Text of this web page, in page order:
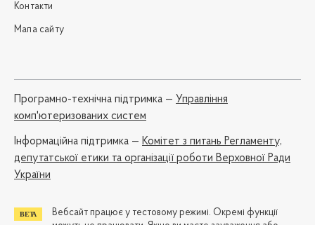
Контакти
Мапа сайту
Програмно-технічна підтримка — Управління
комп'ютеризованих систем
Iнформаційна підтримка — Комітет з питань Регламенту,
депутатської етики та організації роботи Верховної Ради
України
Вебсайт працює у тестовому режимі. Окремі функції